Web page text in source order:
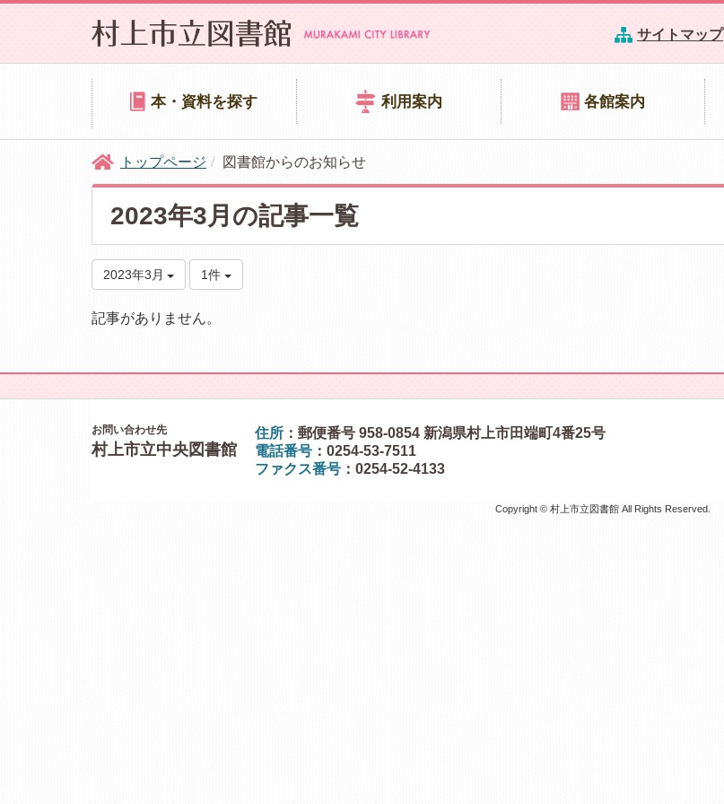
サイトマップ
本・資料を探す 利用案内 各館案内
トップページ 図書館からのお知らせ
2023年3月の記事一覧
2023年3月 1件
記事がありません。
お問い合わせ先
村上市立中央図書館
住所 ：郵便番号 958-0854 新潟県村上市田端町4番25号
電話番号 ：0254-53-7511
ファクス番号 ：0254-52-4133
Copyright © 村上市立図書館 All Rights Reserved.